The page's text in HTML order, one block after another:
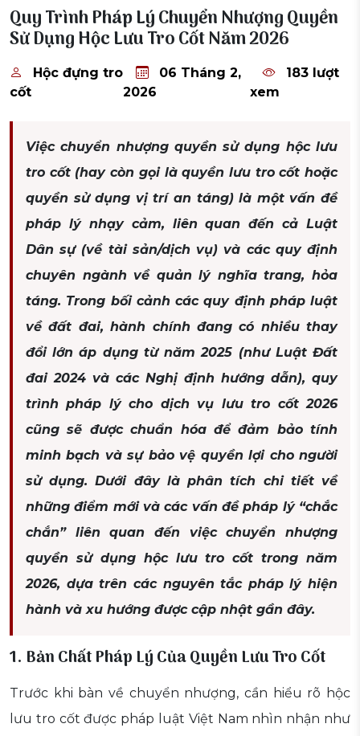
Quy Trình Pháp Lý Chuyển Nhượng Quyền
Sử Dụng Hộc Lưu Tro Cốt Năm 2026
Hộc đựng tro
cốt
06 Tháng 2,
2026
183 lượt
xem
Việc chuyển nhượng quyền sử dụng hộc lưu
tro cốt (hay còn gọi là quyền lưu tro cốt hoặc
quyền sử dụng vị trí an táng) là một vấn đề
pháp lý nhạy cảm, liên quan đến cả Luật
Dân sự (về tài sản/dịch vụ) và các quy định
chuyên ngành về quản lý nghĩa trang, hỏa
táng. Trong bối cảnh các quy định pháp luật
về đất đai, hành chính đang có nhiều thay
đổi lớn áp dụng từ năm 2025 (như Luật Đất
đai 2024 và các Nghị định hướng dẫn), quy
trình pháp lý cho dịch vụ lưu tro cốt 2026
cũng sẽ được chuẩn hóa để đảm bảo tính
minh bạch và sự bảo vệ quyền lợi cho người
sử dụng. Dưới đây là phân tích chi tiết về
những điểm mới và các vấn đề pháp lý “chắc
chắn” liên quan đến việc chuyển nhượng
quyền sử dụng hộc lưu tro cốt trong năm
2026, dựa trên các nguyên tắc pháp lý hiện
hành và xu hướng được cập nhật gần đây.
1. Bản Chất Pháp Lý Của Quyền Lưu Tro Cốt
Trước khi bàn về chuyển nhượng, cần hiểu rõ hộc
lưu tro cốt được pháp luật Việt Nam nhìn nhận như